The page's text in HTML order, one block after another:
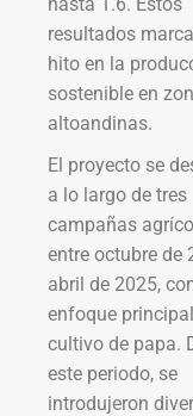
resultados
hito en la
sostenible en
altoandinas.
El proyecto se
a lo largo de tres
campañas
entre octubre de
abril de 2025,
enfoque
cultivo de papa.
este periodo, se
introdujeron